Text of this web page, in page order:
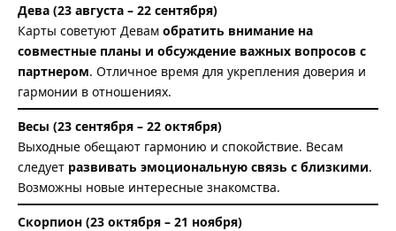
Дева (23 августа – 22 сентября)
Карты советуют Девам обратить внимание на
совместные планы и обсуждение важных вопросов с
партнером. Отличное время для укрепления доверия и
гармонии в отношениях.
Весы (23 сентября – 22 октября)
Выходные обещают гармонию и спокойствие. Весам
следует развивать эмоциональную связь с близкими.
Возможны новые интересные знакомства.
Скорпион (23 октября – 21 ноября)